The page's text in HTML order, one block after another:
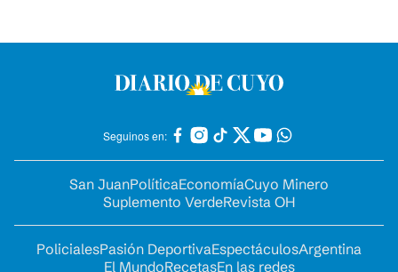
Seguinos en:
San JuanPolíticaEconomíaCuyo Minero
Suplemento VerdeRevista OH
PolicialesPasión DeportivaEspectáculosArgentina
El MundoRecetasEn las redes